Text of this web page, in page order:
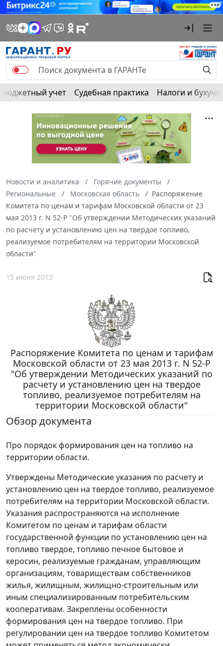
Бюджетный учет Судебная практика Налоги и
Новости и аналитика
Горячие документы
Региональные
Московская область
Распоряжение
Комитета по ценам и тарифам Московской области от 23
мая 2013 г. N 52-Р "Об утверждении Методических указаний
по расчету и установлению цен на твердое топливо,
реализуемое потребителям на территории Московской
области"
15 июня 2013
Распоряжение Комитета по ценам и тарифам
Московской области от 23 мая 2013 г. N 52-Р
"Об утверждении Методических указаний по
расчету и установлению цен на твердое
топливо, реализуемое потребителям на
территории Московской области"
Обзор документа
Про порядок формирования цен на топливо на
территории области.
Утверждены Методические указания по расчету и
установлению цен на твердое топливо, реализуемое
потребителям на территории Московской области.
Указания распространяются на исполнение
Комитетом по ценам и тарифам области
государственной функции по установлению цен на
топливо твердое, топливо печное бытовое и
керосин, реализуемые гражданам, управляющим
организациям, товариществам собственников
жилья, жилищным, жилищно-строительным или
иным специализированным потребительским
кооперативам. Закреплены особенности
формирования цен на твердое топливо. При
регулировании цен на твердое топливо Комитетом